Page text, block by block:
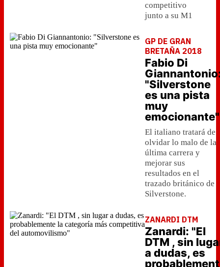
competitivo
junto a su M1
GP DE GRAN
BRETAÑA 2018
Fabio Di
"Silverstone
es una pista
muy
emocionante"
El italiano tratará de
olvidar lo malo de la
última carrera y
mejorar sus
resultados en el
trazado británico de
Silverstone.
ZANARDI DTM
Zanardi: "El
DTM , sin
a dudas, es